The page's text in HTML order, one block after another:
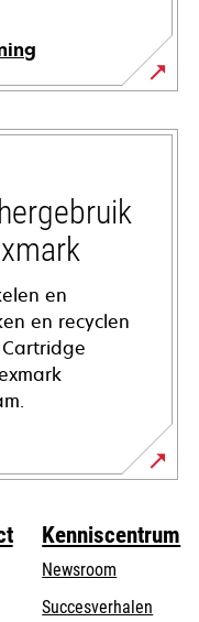
en
en recyclen
Kenniscentrum
Newsroom
Succesverhalen